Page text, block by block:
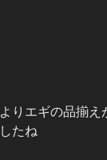
りエギの品揃え
たね